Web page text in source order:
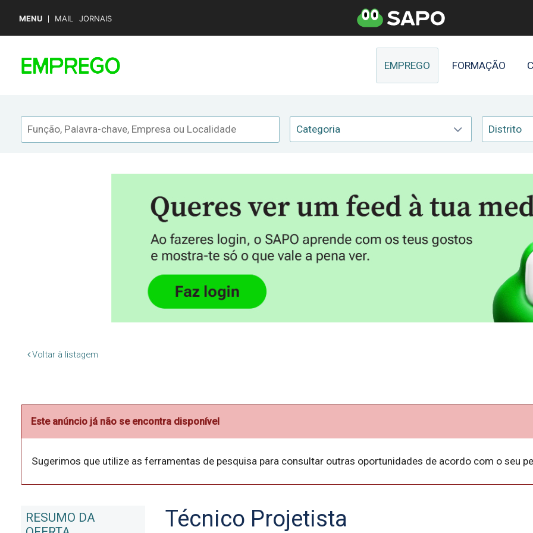
MENU MAIL JORNAIS
EMPREGO FORMAÇÃO
Categoria Distrito
Voltar à listagem
Este anúncio já não se encontra disponível
Sugerimos que utilize as ferramentas de pesquisa para consultar outras oportunidades de acordo com o seu
RESUMO DA
Técnico Projetista